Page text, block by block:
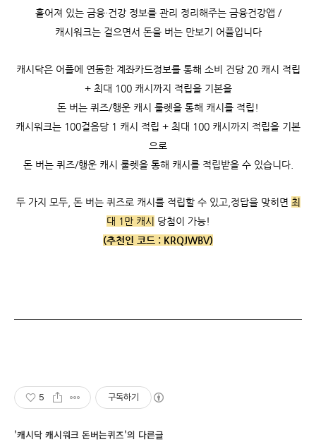
흩어져 있는 금융·건강 정보를 관리 정리해주는 금융건강앱 /
캐시워크는 걸으면서 돈을 버는 만보기 어플입니다
캐시닥은 어플에 연동한 계좌카드정보를 통해 소비 건당 20 캐시 적립
+ 최대 100 캐시까지 적립을 기본을
돈 버는 퀴즈/행운 캐시 룰렛을 통해 캐시를 적립!
캐시워크는 100걸음당 1 캐시 적립 + 최대 100 캐시까지 적립을 기본
으로
돈 버는 퀴즈/행운 캐시 룰렛을 통해 캐시를 적립받을 수 있습니다.
두 가지 모두, 돈 버는 퀴즈로 캐시를 적립할 수 있고, 정답을 맞히면 최
대 1만 캐시
당첨이 가능!
(추천인 코드 : KRQJWBV)
5 구독하기
'캐시닥 캐시워크 돈버는퀴즈'의 다른글